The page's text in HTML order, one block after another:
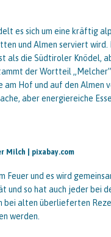
es sich um eine kräftig
und Almen serviert
als die Südtiroler Knödel,
der Wortteil
am Hof und auf den Almen
aber energiereiche
Milch | pixabay.com
und es wird
und so hat auch jeder bei
bei alten überlieferten
werden.